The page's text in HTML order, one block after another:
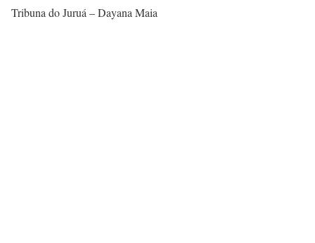
Tribuna do Juruá – Dayana Maia